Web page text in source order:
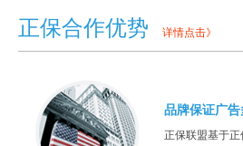
正保合作优势 详情点击》
品牌保证广告
正保联盟基于